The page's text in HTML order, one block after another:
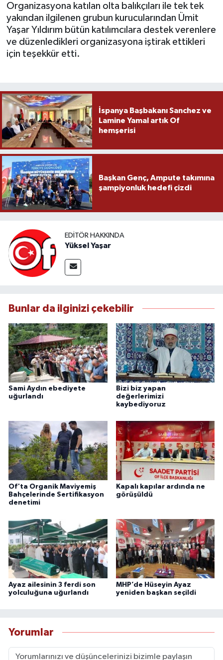
Organizasyona katılan olta balıkçıları ile tek tek
yakından ilgilenen grubun kurucularından Ümit
Yaşar Yıldırım bütün katılımcılara destek verenlere
ve düzenledikleri organizasyona iştirak ettikleri
için teşekkür etti.
İspanya Başbakanı Sanchez ve
Lamine Yamal artık Of
hemşerisi
Başkan Genç, Ampute takımına
şampiyonluk hedefi çizdi
EDITÖR HAKKINDA
Yüksel Yaşar
Bunlar da ilginizi çekebilir
Sami Aydın ebediyete
uğurlandı
Bizi biz yapan
değerlerimizi
kaybediyoruz
Of'ta Organik Maviyemiş
Bahçelerinde Sertifikasyon
denetimi
Kapalı kapılar ardında ne
görüşüldü
Ayaz ailesinin 3 ferdi son
yolculuğuna uğurlandı
MHP’de Hüseyin Ayaz
yeniden başkan seçildi
Yorumlar